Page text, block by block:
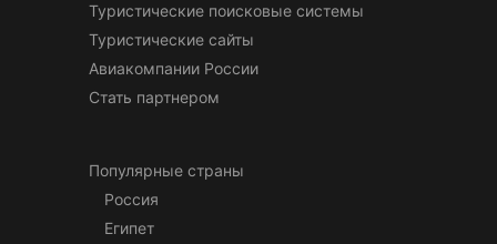
Туристические поисковые системы
Туристические сайты
Авиакомпании России
Стать партнером
Популярные страны
Россия
Египет